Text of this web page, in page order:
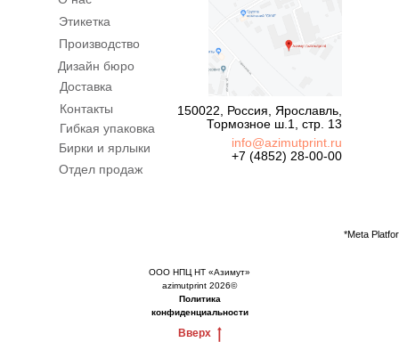
Этикетка
Производство
Дизайн бюро
Доставка
Контакты
info@azimutprint.ru
+7 (4852) 28-00-00
ООО НПЦ НТ «Азимут»
azimutprint 2026©
Политика
конфиденциальности
150022, Россия, Ярославль,
Тормозное ш.1, стр. 13
Гибкая упаковка
Бирки и ярлыки
Отдел продаж
*Meta
Вверх